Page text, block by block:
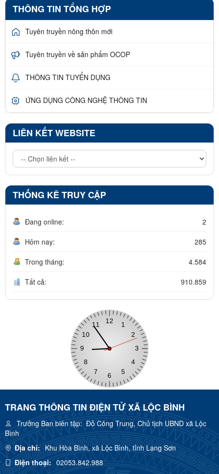
THÔNG TIN TỔNG HỢP
Tuyên truyền nông thôn mới
Tuyên truyền về sản phẩm OCOP
THÔNG TIN TUYỂN DỤNG
ỨNG DỤNG CÔNG NGHỆ THÔNG TIN
LIÊN KẾT WEBSITE
THỐNG KÊ TRUY CẬP
Đang online: 2
Hôm nay: 285
Trong tháng: 4.584
Tất cả: 910.859
TRANG THÔNG TIN ĐIỆN TỬ XÃ LỘC BÌNH
Trưởng Ban biên tập:Đỗ Công Trung, Chủ tịch UBND xã Lộc
Bình
Địa chỉ: Khu Hòa Bình, xã Lộc Bình, tỉnh Lạng Sơn
Điện thoại: 02053.842.988